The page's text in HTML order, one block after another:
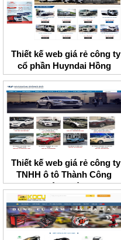
Thiết kế web giá rẻ công ty
cổ phần Huyndai Hồng
Long
Thiết kế web giá rẻ công ty
TNHH ô tô Thành Công
Đông Đô